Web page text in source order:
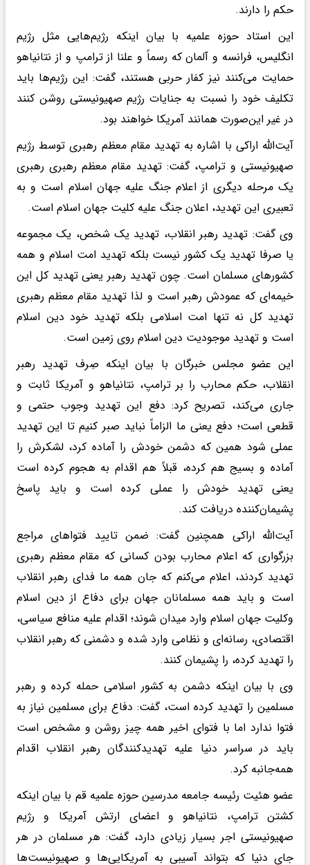
حکم را دارند.
این استاد حوزه علمیه با بیان اینکه رژیم‌هایی مثل رژیم
انگلیس، فرانسه و آلمان که رسماً و علنا از ترامپ و از نتانیاهو
حمایت می‌کنند نیز کفار حربی هستند، گفت: این رژیم‌ها باید
تکلیف خود را نسبت به جنایات رژیم صهیونیستی روشن کنند
در غیر این‌صورت همانند آمریکا خواهند بود.
آیت‌الله اراکی با اشاره به تهدید مقام معظم رهبری توسط رژیم
صهیونیستی و ترامپ، گفت: تهدید مقام معظم رهبری رهبری
یک مرحله دیگری از اعلام جنگ علیه جهان اسلام است و به
تعبیری این تهدید، اعلان جنگ علیه کلیت جهان اسلام است.
وی گفت: تهدید رهبر انقلاب، تهدید یک شخص، یک مجموعه
یا صرفا تهدید یک کشور نیست بلکه تهدید امت اسلام و همه
کشورهای مسلمان است. چون تهدید رهبر یعنی تهدید کل این
خیمه‌ای که عمودش رهبر است و لذا تهدید مقام معظم رهبری
تهدید کل نه تنها امت اسلامی بلکه تهدید خود دین اسلام
است و تهدید موجودیت دین اسلام روی زمین است.
این عضو مجلس خبرگان با بیان اینکه صِرف تهدید رهبر
انقلاب، حکم محارب را بر ترامپ، نتانیاهو و آمریکا ثابت و
جاری می‌کند، تصریح کرد: دفع این تهدید وجوب حتمی و
قطعی است؛ دفع یعنی ما الزاماً نباید صبر کنیم تا این تهدید
عملی شود همین که دشمن خودش را آماده کرد، لشکرش را
آماده و بسیج هم کرده، قبلاً هم اقدام به هجوم کرده است
یعنی تهدید خودش را عملی کرده است و باید پاسخ
پشیمان‌کننده دریافت کند.
آیت‌الله اراکی همچنین گفت: ضمن تایید فتواهای مراجع
بزرگواری که اعلام محارب بودن کسانی که مقام معظم رهبری
تهدید کردند، اعلام می‌کنم که جان همه ما فدای رهبر انقلاب
است و باید همه مسلمانان جهان برای دفاع از دین اسلام
وکلیت جهان اسلام وارد میدان شوند؛ اقدام علیه منافع سیاسی،
اقتصادی، رسانه‌ای و نظامی وارد شده و دشمنی که رهبر انقلاب
را تهدید کرده، را پشیمان کنند.
وی با بیان اینکه دشمن به کشور اسلامی حمله کرده و رهبر
مسلمین را تهدید کرده است، گفت: دفاع برای مسلمین نیاز به
فتوا ندارد اما با فتوای اخیر همه چیز روشن و مشخص است
باید در سراسر دنیا علیه تهدیدکنندگان رهبر انقلاب اقدام
همه‌جانبه کرد.
عضو هئیت رئیسه جامعه مدرسین حوزه علمیه قم با بیان اینکه
کشتن ترامپ، نتانیاهو و اعضای ارتش آمریکا و رژیم
صهیونیستی اجر بسیار زیادی دارد، گفت: هر مسلمان در هر
جای دنیا که بتواند آسیبی به آمریکایی‌ها و صهیونیست‌ها